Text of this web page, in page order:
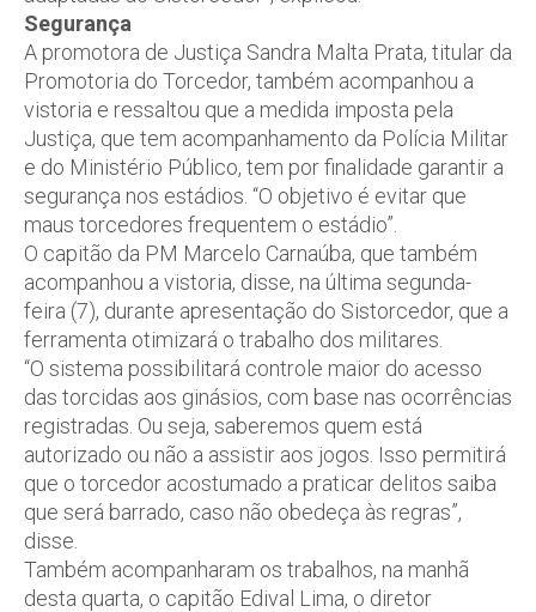
Segurança
A promotora de Justiça Sandra Malta Prata, titular da
Promotoria do Torcedor, também acompanhou a
vistoria e ressaltou que a medida imposta pela
Justiça, que tem acompanhamento da Polícia Militar
e do Ministério Público, tem por finalidade garantir a
segurança nos estádios. “O objetivo é evitar que
maus torcedores frequentem o estádio”.
O capitão da PM Marcelo Carnaúba, que também
acompanhou a vistoria, disse, na última segunda-
feira (7), durante apresentação do Sistorcedor, que a
ferramenta otimizará o trabalho dos militares.
“O sistema possibilitará controle maior do acesso
das torcidas aos ginásios, com base nas ocorrências
registradas. Ou seja, saberemos quem está
autorizado ou não a assistir aos jogos. Isso permitirá
que o torcedor acostumado a praticar delitos saiba
que será barrado, caso não obedeça às regras”,
disse.
Também acompanharam os trabalhos, na manhã
desta quarta, o capitão Edival Lima, o diretor